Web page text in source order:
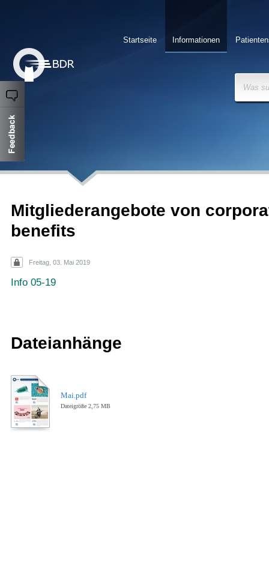
Informationen
Startseite
Was
Mitgliederangebote von
benefits
Freitag, 03. Mai 2019
Info 05-19
Dateianhänge
Mai.pdf
Dateigröße 2,75 MB